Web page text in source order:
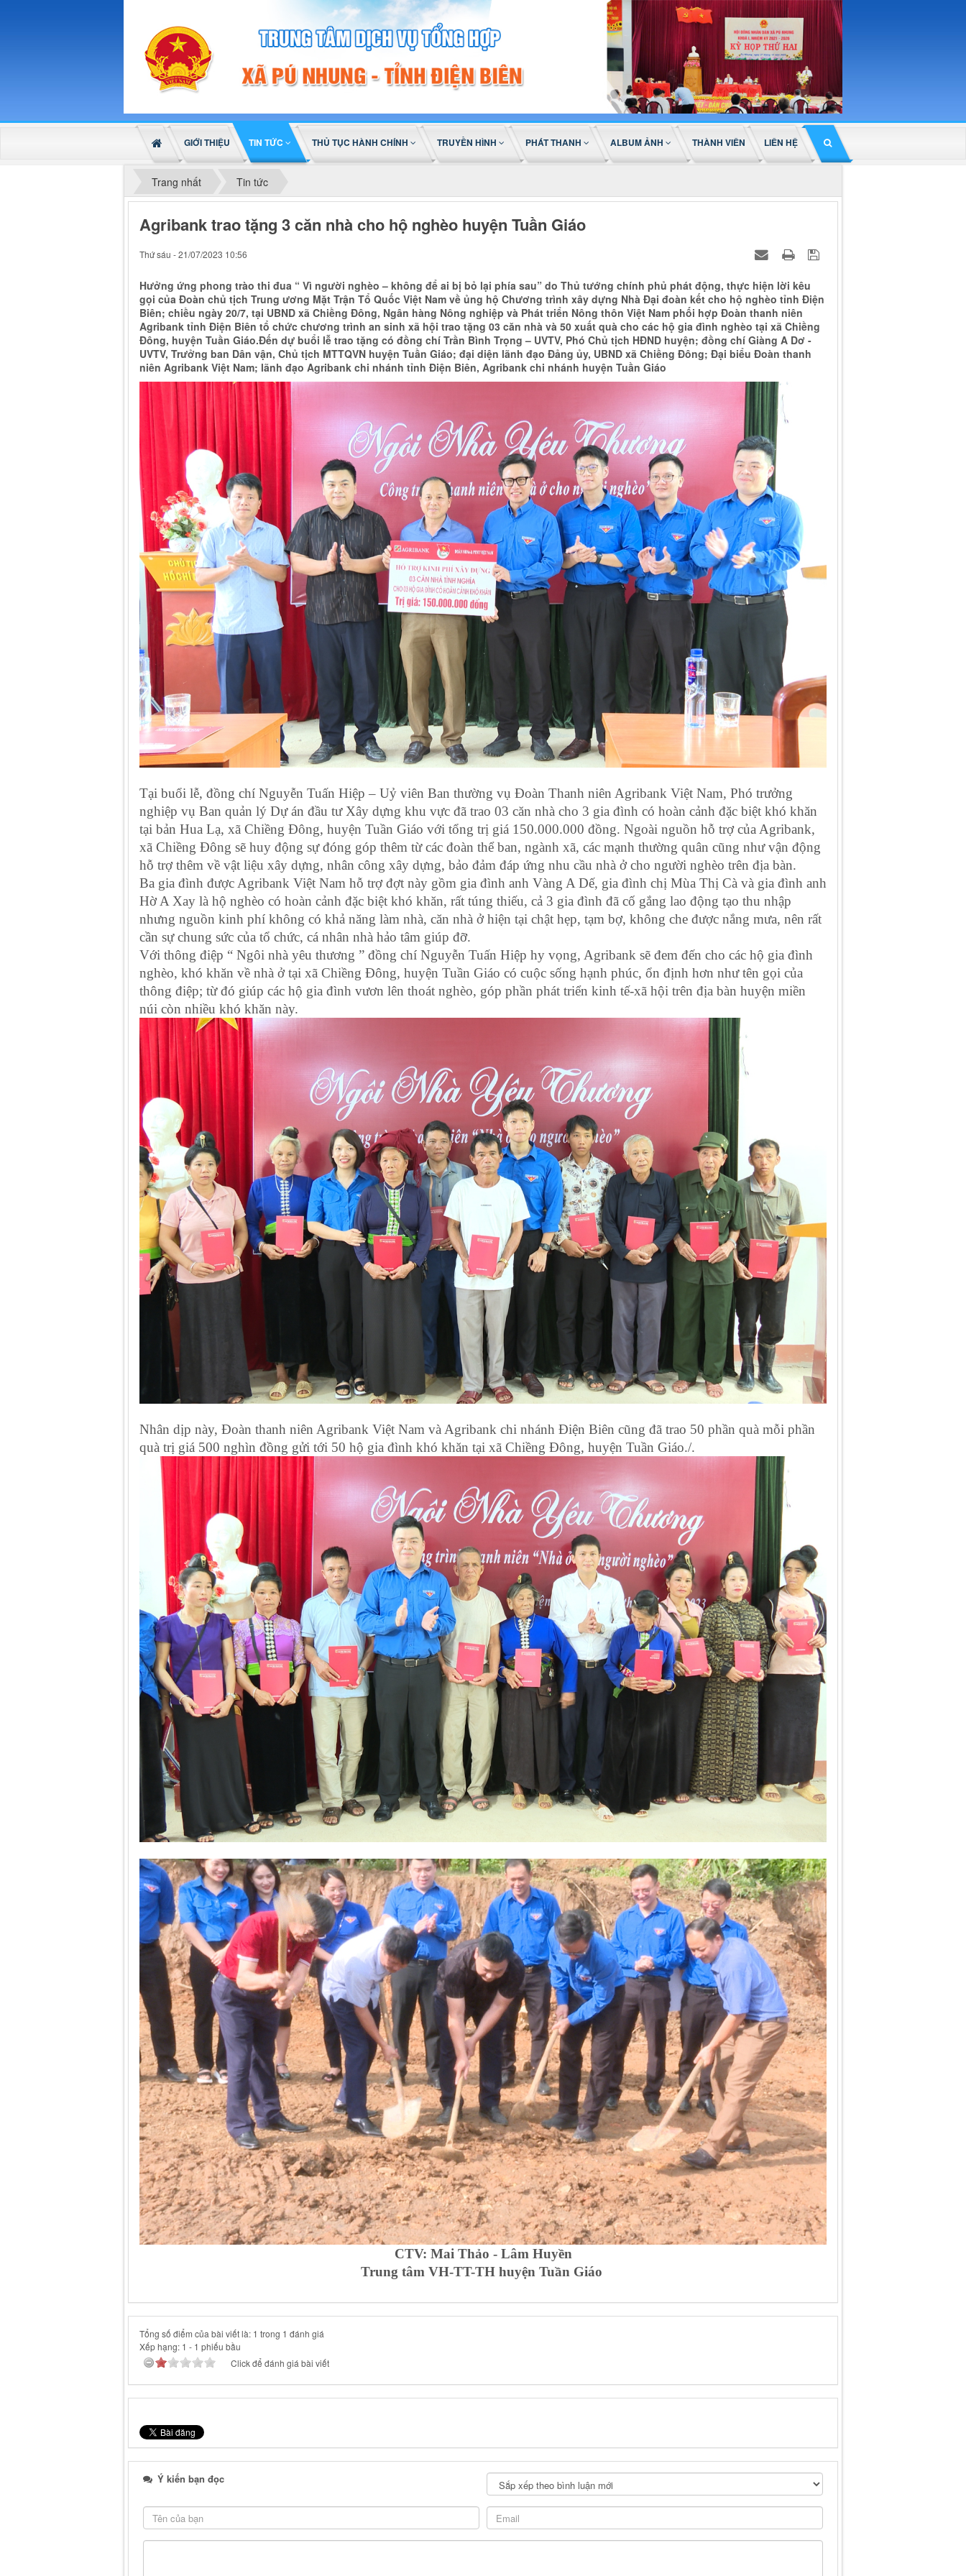
GIỚI THIỆU TIN TỨC THỦ TỤC HÀNH CHÍNH TRUYỀN HÌNH PHÁT THANH ALBUM ẢNH THÀNH VIÊN LIÊN HỆ
Trang nhất Tin tức
Agribank trao tặng 3 căn nhà cho hộ nghèo huyện Tuần Giáo
Thứ sáu - 21/07/2023 10:56
Hưởng ứng phong trào thi đua “ Vì người nghèo – không để ai bị bỏ lại phía sau” do Thủ tướng chính phủ phát động, thực hiện lời kêu
gọi của Đoàn chủ tịch Trung ương Mặt Trận Tổ Quốc Việt Nam về ủng hộ Chương trình xây dựng Nhà Đại đoàn kết cho hộ nghèo tỉnh Điện
Biên; chiều ngày 20/7, tại UBND xã Chiềng Đông, Ngân hàng Nông nghiệp và Phát triển Nông thôn Việt Nam phối hợp Đoàn thanh niên
Agribank tỉnh Điện Biên tổ chức chương trình an sinh xã hội trao tặng 03 căn nhà và 50 xuất quà cho các hộ gia đình nghèo tại xã Chiềng
Đông, huyện Tuần Giáo.Đến dự buổi lễ trao tặng có đồng chí Trần Bình Trọng – UVTV, Phó Chủ tịch HĐND huyện; đồng chí Giàng A Dơ -
UVTV, Trưởng ban Dân vận, Chủ tịch MTTQVN huyện Tuần Giáo; đại diện lãnh đạo Đảng ủy, UBND xã Chiềng Đông; Đại biểu Đoàn thanh
niên Agribank Việt Nam; lãnh đạo Agribank chi nhánh tỉnh Điện Biên, Agribank chi nhánh huyện Tuần Giáo
Tại buổi lễ, đồng chí Nguyễn Tuấn Hiệp – Uỷ viên Ban thường vụ Đoàn Thanh niên Agribank Việt Nam, Phó trưởng
nghiệp vụ Ban quản lý Dự án đầu tư Xây dựng khu vực đã trao 03 căn nhà cho 3 gia đình có hoàn cảnh đặc biệt khó khăn
tại bản Hua Lạ, xã Chiềng Đông, huyện Tuần Giáo với tổng trị giá 150.000.000 đồng. Ngoài nguồn hỗ trợ của Agribank,
xã Chiềng Đông sẽ huy động sự đóng góp thêm từ các đoàn thể ban, ngành xã, các mạnh thường quân cũng như vận động
hỗ trợ thêm về vật liệu xây dựng, nhân công xây dựng, bảo đảm đáp ứng nhu cầu nhà ở cho người nghèo trên địa bàn.
Ba gia đình được Agribank Việt Nam hỗ trợ đợt này gồm gia đình anh Vàng A Dế, gia đình chị Mùa Thị Cà và gia đình anh
Hờ A Xay là hộ nghèo có hoàn cảnh đặc biệt khó khăn, rất túng thiếu, cả 3 gia đình đã cố gắng lao động tạo thu nhập
nhưng nguồn kinh phí không có khả năng làm nhà, căn nhà ở hiện tại chật hẹp, tạm bợ, không che được nắng mưa, nên rất
cần sự chung sức của tổ chức, cá nhân nhà hảo tâm giúp đỡ.
Với thông điệp “ Ngôi nhà yêu thương ” đồng chí Nguyễn Tuấn Hiệp hy vọng, Agribank sẽ đem đến cho các hộ gia đình
nghèo, khó khăn về nhà ở tại xã Chiềng Đông, huyện Tuần Giáo có cuộc sống hạnh phúc, ổn định hơn như tên gọi của
thông điệp; từ đó giúp các hộ gia đình vươn lên thoát nghèo, góp phần phát triển kinh tế-xã hội trên địa bàn huyện miền
núi còn nhiều khó khăn này.
Nhân dịp này, Đoàn thanh niên Agribank Việt Nam và Agribank chi nhánh Điện Biên cũng đã trao 50 phần quà mỗi phần
quà trị giá 500 nghìn đồng gửi tới 50 hộ gia đình khó khăn tại xã Chiềng Đông, huyện Tuần Giáo./.
CTV: Mai Thảo - Lâm Huyền
Trung tâm VH-TT-TH huyện Tuần Giáo
Tổng số điểm của bài viết là: 1 trong 1 đánh giá
Xếp hạng: 1 - 1 phiếu bầu
Click để đánh giá bài viết
Ý kiến bạn đọc